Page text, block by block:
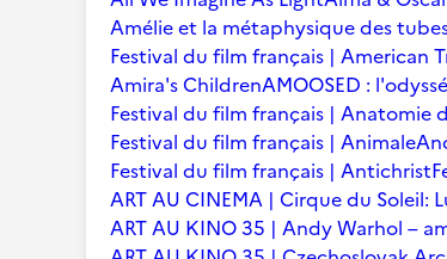
Amélie et la métaphysique des
Festival du film français | American
Amira's ChildrenAMOOSED :
Festival du film français | Anatomie
Festival du film français | Animale
Festival du film français | Antichrist
ART AU CINEMA | Cirque du Soleil:
ART AU KINO 35 | Andy Warhol –